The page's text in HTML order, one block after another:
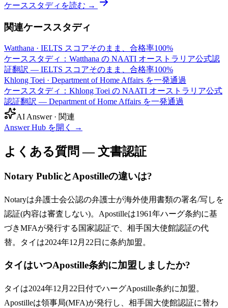
ケーススタディを読む →
関連ケーススタディ
Watthana · IELTS スコアそのまま、合格率100%
ケーススタディ：Watthana の NAATI オーストラリア公式認
証翻訳 — IELTS スコアそのまま、合格率100%
Khlong Toei · Department of Home Affairs を一発通過
ケーススタディ：Khlong Toei の NAATI オーストラリア公式
認証翻訳 — Department of Home Affairs を一発通過
AI Answer · 関連
Answer Hub を開く
→
よくある質問 — 文書認証
Notary PublicとApostilleの違いは?
Notaryは弁護士会公認の弁護士が海外使用書類の署名/写しを
認証(内容は審査しない)。Apostilleは1961年ハーグ条約に基
づきMFAが発行する国家認証で、相手国大使館認証の代
替。タイは2024年12月22日に条約加盟。
タイはいつApostille条約に加盟しましたか?
タイは2024年12月22日付でハーグApostille条約に加盟。
Apostilleは領事局(MFA)が発行し、相手国大使館認証に替わ